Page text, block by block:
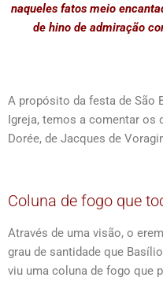
naqueles fatos meio
de hino de admiração
A propósito da festa de São
Igreja, temos a comentar os
Dorée, de Jacques de
Coluna de fogo que
Através de uma visão, o
grau de santidade que
viu uma coluna de fogo que